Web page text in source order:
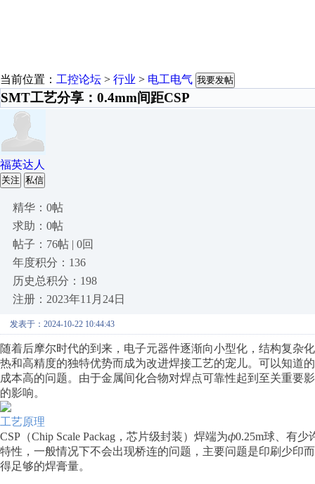
当前位置： 工控论坛 > 行业 > 电工电气 我要发帖
SMT工艺分享：0.4mm间距CSP
福英达人
关注 私信
精华：0帖
求助：0帖
帖子：76帖 | 0回
年度积分：136
历史总积分：198
注册：2023年11月24日
发表于：2024-10-22 10:44:43
随着后摩尔时代的到来，电子元器件逐渐向小型化，结构复杂
热和高精度的独特优势而成为改进焊接工艺的宠儿。可以知道
成本高的问题。由于金属间化合物对焊点可靠性起到至关重要
的影响。
工艺原理
CSP（Chip Scale Packag，芯片级封装）焊端为ф0.25m球、有少
特性，一般情况下不会出现桥连的问题，主要问题是印刷少印
得足够的焊膏量。